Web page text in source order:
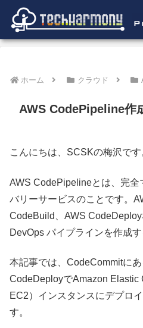
ホーム クラウド
AWS CodePipeline作
こんにちは、SCSKの梅沢です
AWS CodePipelineとは、完全
バリーサービスのことです。
CodeBuild、AWS CodeDeploy
DevOps パイプラインを作成す
本記事では、CodeCommitにあ
CodeDeployでAmazon Elastic
EC2）インスタンスにデプロ
す。